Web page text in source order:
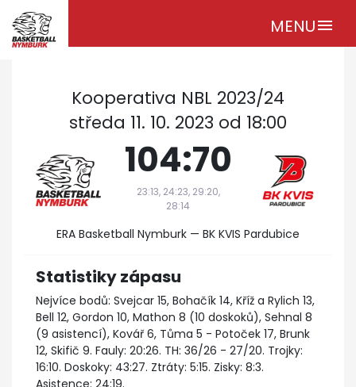
MENUmenu
Kooperativa NBL 2023/24
středa 11. 10. 2023 od 18:00
104:70
23:13, 24:23, 29:20,
28:14
ERA Basketball Nymburk — BK KVIS Pardubice
Statistiky zápasu
Nejvíce bodů: Svejcar 15, Bohačík 14, Kříž a Rylich 13,
Bell 12, Gordon 10, Mathon 8 (10 doskoků), Sehnal 8
(9 asistencí), Kovář 6, Tůma 5 - Potoček 17, Brunk
12, Skifič 9. Fauly: 20:26. TH: 36/26 - 27/20. Trojky:
16:10. Doskoky: 43:27. Ztráty: 5:15. Zisky: 8:3.
Asistence: 24:19.